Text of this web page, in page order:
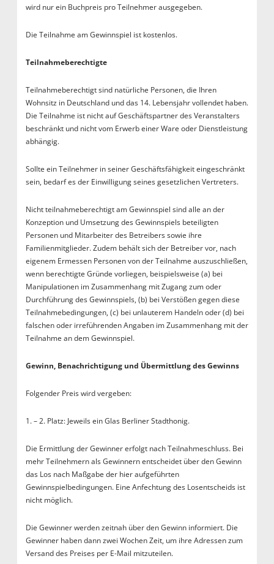
wird nur ein Buchpreis pro Teilnehmer ausgegeben.
Die Teilnahme am Gewinnspiel ist kostenlos.
Teilnahmeberechtigte
Teilnahmeberechtigt sind natürliche Personen, die Ihren
Wohnsitz in Deutschland und das 14. Lebensjahr vollendet haben.
Die Teilnahme ist nicht auf Geschäftspartner des Veranstalters
beschränkt und nicht vom Erwerb einer Ware oder Dienstleistung
abhängig.
Sollte ein Teilnehmer in seiner Geschäftsfähigkeit eingeschränkt
sein, bedarf es der Einwilligung seines gesetzlichen Vertreters.
Nicht teilnahmeberechtigt am Gewinnspiel sind alle an der
Konzeption und Umsetzung des Gewinnspiels beteiligten
Personen und Mitarbeiter des Betreibers sowie ihre
Familienmitglieder. Zudem behält sich der Betreiber vor, nach
eigenem Ermessen Personen von der Teilnahme auszuschließen,
wenn berechtigte Gründe vorliegen, beispielsweise (a) bei
Manipulationen im Zusammenhang mit Zugang zum oder
Durchführung des Gewinnspiels, (b) bei Verstößen gegen diese
Teilnahmebedingungen, (c) bei unlauterem Handeln oder (d) bei
falschen oder irreführenden Angaben im Zusammenhang mit der
Teilnahme an dem Gewinnspiel.
Gewinn, Benachrichtigung und Übermittlung des Gewinns
Folgender Preis wird vergeben:
1. – 2. Platz: Jeweils ein Glas Berliner Stadthonig.
Die Ermittlung der Gewinner erfolgt nach Teilnahmeschluss. Bei
mehr Teilnehmern als Gewinnern entscheidet über den Gewinn
das Los nach Maßgabe der hier aufgeführten
Gewinnspielbedingungen. Eine Anfechtung des Losentscheids ist
nicht möglich.
Die Gewinner werden zeitnah über den Gewinn informiert. Die
Gewinner haben dann zwei Wochen Zeit, um ihre Adressen zum
Versand des Preises per E-Mail mitzuteilen.